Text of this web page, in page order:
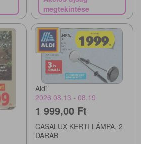
megtekintése
Aldi
2026.08.13 - 08.19
1 999,00 Ft
CASALUX KERTI LÁMPA, 2
DARAB